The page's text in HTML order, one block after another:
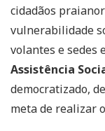
cidadãos
vulnerabilidade
volantes e sedes
Assistência
democratizado,
meta de realizar